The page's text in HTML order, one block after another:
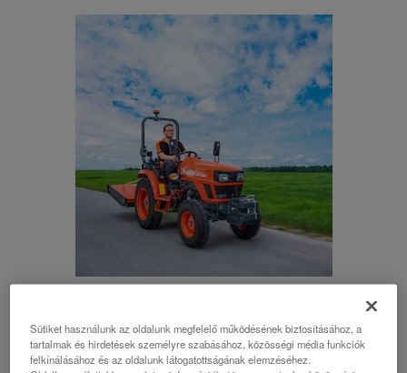
KÉSZLETEN!
Sütiket használunk az oldalunk megfelelő működésének biztosításához, a
tartalmak és hirdetések személyre szabásához, közösségi média funkciók
felkínálásához és az oldalunk látogatottságának elemzéséhez.